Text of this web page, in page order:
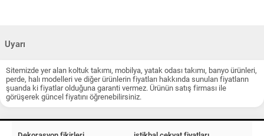
Uyarı
Sitemizde yer alan koltuk takımı, mobilya, yatak odası takımı, banyo ürünleri,
perde, halı modelleri ve diğer ürünlerin fiyatları hakkında sunulan fiyatların
şuanda ki fiyatlar olduğuna garanti vermez. Ürünün satış firması ile
görüşerek güncel fiyatını öğrenebilirsiniz.